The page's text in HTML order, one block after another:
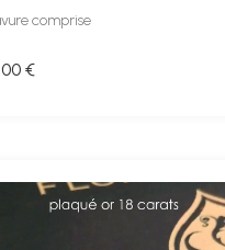
comprise
€